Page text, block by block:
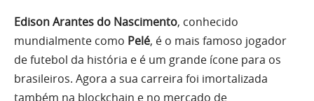
Edison Arantes do Nascimento, conhecido
mundialmente como Pelé, é o mais famoso jogador
de futebol da história e é um grande ícone para os
brasileiros. Agora a sua carreira foi imortalizada
também na blockchain e no mercado de